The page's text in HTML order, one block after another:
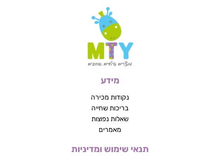
מידע
נקודות מכירה
בריכות שחייה
שאלות נפוצות
מאמרים
תנאי שימוש ומדיניות